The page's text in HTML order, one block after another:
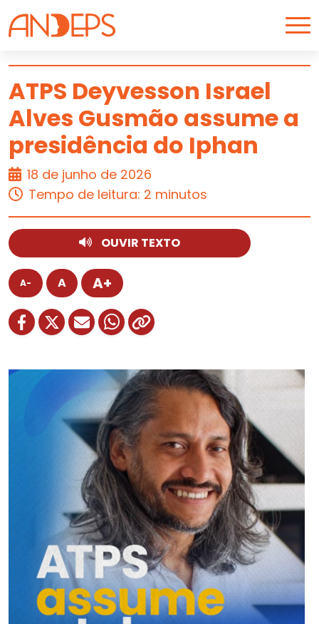
Skip to content
ARTIGO
ATPS Deyvesson Israel
Alves Gusmão assume a
presidência do Iphan
18 de junho de 2026
Tempo de leitura: 2 minutos
OUVIR TEXTO
A- A A+